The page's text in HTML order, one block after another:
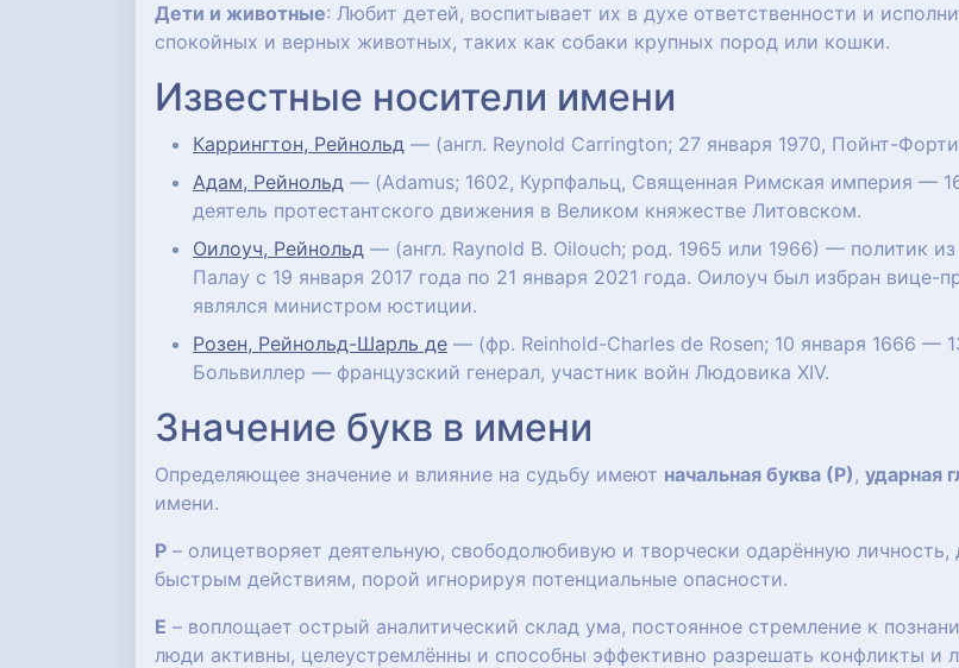
Дети и животные: Любит детей, воспитывает их в духе ответственности и
спокойных и верных животных, таких как собаки крупных пород или кошки.
Известные носители имени
Каррингтон, Рейнольд — (англ. Reynold Carrington; 27 января 1970, Пойнт-
Адам, Рейнольд — (Adamus; 1602, Курпфальц, Священная Римская империя —
деятель протестантского движения в Великом княжестве Литовском.
Оилоуч, Рейнольд — (англ. Raynold B. Oilouch; род. 1965 или 1966) — политик
Палау с 19 января 2017 года по 21 января 2021 года. Оилоуч был избран
являлся министром юстиции.
Розен, Рейнольд-Шарль де — (фр. Reinhold-Charles de Rosen; 10 января 1666 —
Больвиллер — французский генерал, участник войн Людовика XIV.
Значение букв в имени
Определяющее значение и влияние на судьбу имеют начальная буква (Р), ударная
имени.
Р – олицетворяет деятельную, свободолюбивую и творчески одарённую
быстрым действиям, порой игнорируя потенциальные опасности.
Е – воплощает острый аналитический склад ума, постоянное стремление к
люди активны, целеустремлённы и способны эффективно разрешать конфликты и